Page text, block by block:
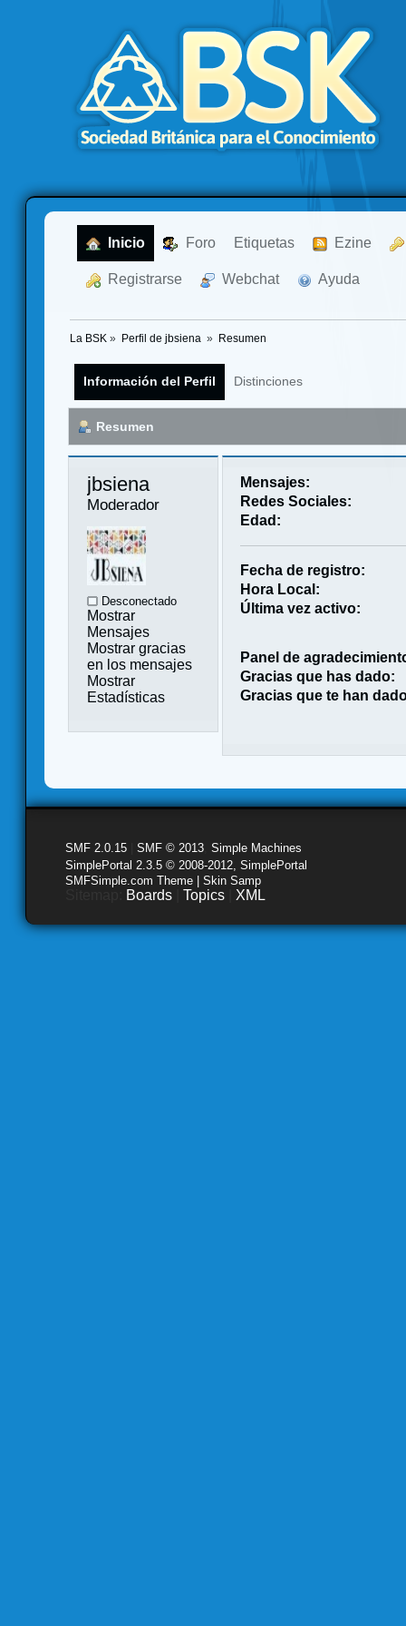
Inicio Foro Etiquetas Ezine
Registrarse Webchat Ayuda
La BSK » Perfil de jbsiena » Resumen
Información del Perfil Distinciones
Resumen
jbsiena
Moderador
Desconectado
Mostrar
Mensajes
Mostrar gracias
en los mensajes
Mostrar
Estadísticas
Mensajes:
Redes Sociales:
Edad:
Fecha de registro:
Hora Local:
Última vez activo:
Panel de
Gracias que has dado:
Gracias que te han
SMF 2.0.15 SMF © 2013 Simple Machines
SimplePortal 2.3.5 © 2008-2012, SimplePortal
SMFSimple.com Theme | Skin Samp
Boards Topics XML